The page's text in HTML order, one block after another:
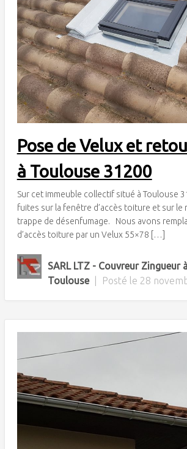
Pose de Velux et
à Toulouse 31200
Sur cet immeuble collectif situé à Toulouse
fuites sur la fenêtre d’accès toiture et sur le
trappe de désenfumage. Nous avons
d’accès toiture par un Velux 55×78 […]
SARL LTZ - Couvreur Zingueur
Toulouse
Posté le 28